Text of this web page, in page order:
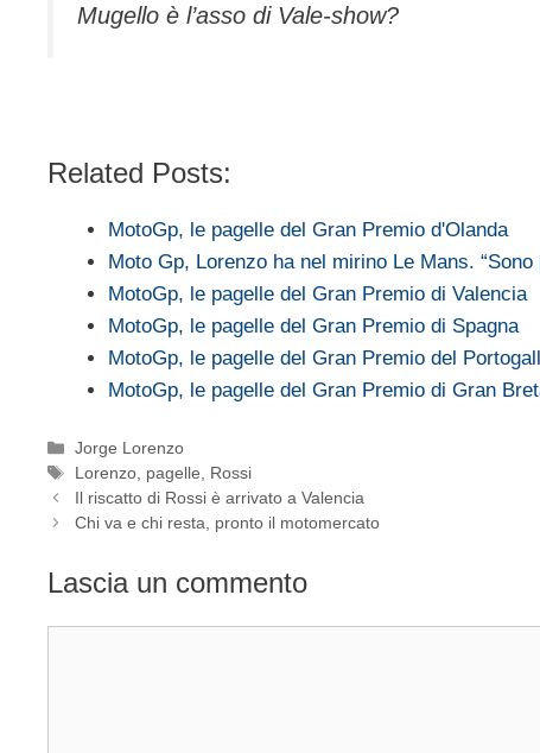
Mugello è l’asso di Vale-show?
Related Posts:
MotoGp, le pagelle del Gran Premio d'Olanda
Moto Gp, Lorenzo ha nel mirino Le Mans.
MotoGp, le pagelle del Gran Premio di Valencia
MotoGp, le pagelle del Gran Premio di Spagna
MotoGp, le pagelle del Gran Premio del
MotoGp, le pagelle del Gran Premio di Gran
Categorie
Jorge Lorenzo
Tag
Lorenzo, pagelle, Rossi
Il riscatto di Rossi è arrivato a Valencia
Chi va e chi resta, pronto il motomercato
Lascia un commento